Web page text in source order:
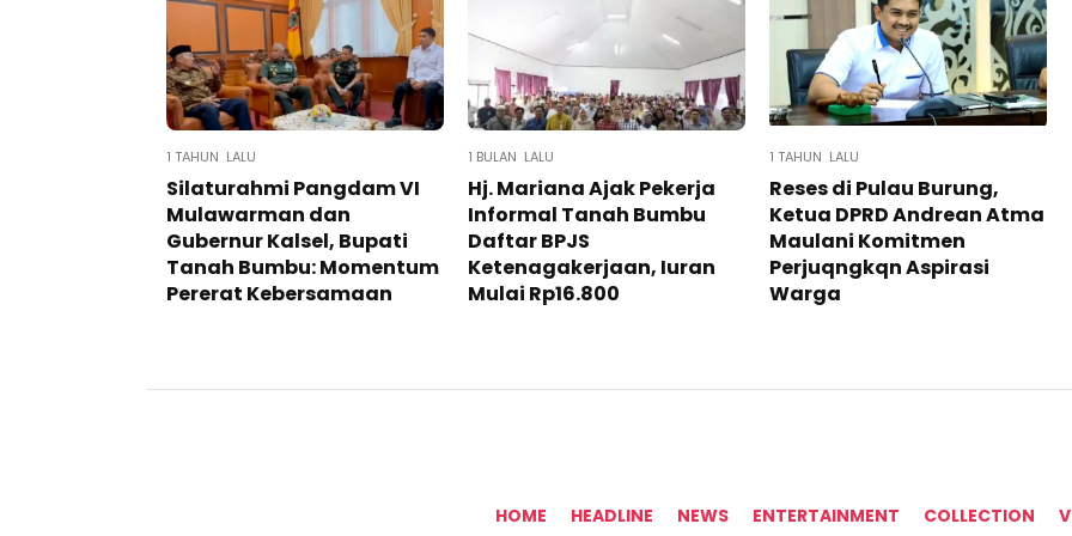
1 TAHUN LALU
Silaturahmi Pangdam VI
Mulawarman dan
Gubernur Kalsel, Bupati
Tanah Bumbu: Momentum
Pererat Kebersamaan
1 BULAN LALU
Hj. Mariana Ajak Pekerja
Informal Tanah Bumbu
Daftar BPJS
Ketenagakerjaan, Iuran
Mulai Rp16.800
1 TAHUN LALU
Reses di Pulau Burung,
Ketua DPRD Andrean Atma
Maulani Komitmen
Perjuqngkqn Aspirasi
Warga
HOME HEADLINE NEWS ENTERTAINMENT COLLECTION